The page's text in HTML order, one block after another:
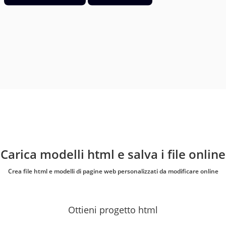
Carica modelli html e salva i file online
Crea file html e modelli di pagine web personalizzati da modificare online
Ottieni progetto html